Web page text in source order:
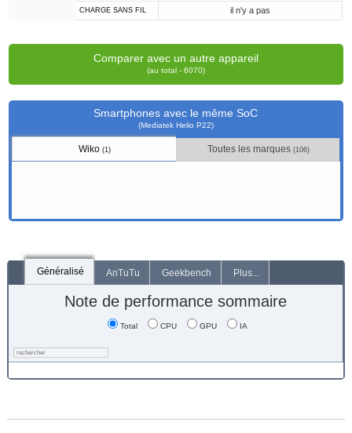
CHARGE SANS FIL il n'y a pas
Comparer avec un autre appareil
(au total - 6070)
Smartphones avec le même SoC
(Mediatek Helio P22)
Wiko (1) Toutes les marques (106)
Généralisé AnTuTu Geekbench Plus...
Note de performance sommaire
Total CPU GPU IA